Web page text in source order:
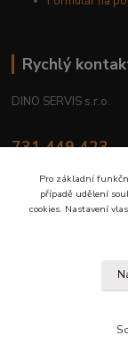
Rychlý
DINO SERVIS s.r.o.
731 449 423
Proč
Pro základní
případě udělení
cookies. Nastavení